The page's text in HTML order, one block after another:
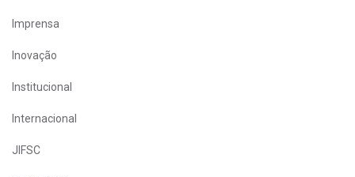
Imprensa
Inovação
Institucional
Internacional
JIFSC